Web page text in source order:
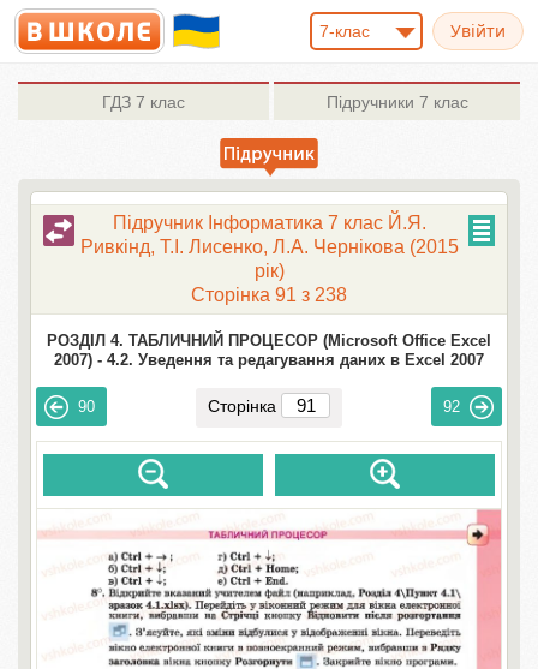
7-клас
ГДЗ 7 клас Підручники 7 клас
Підручник Інформатика 7 клас Й.Я.
Ривкінд, Т.І. Лисенко, Л.А. Чернікова (2015
рік)
Сторінка 91 з 238
РОЗДІЛ 4. ТАБЛИЧНИЙ ПРОЦЕСОР (Microsoft Office Excel
2007) - 4.2. Уведення та редагування даних в Excel 2007
90 Сторінка 92